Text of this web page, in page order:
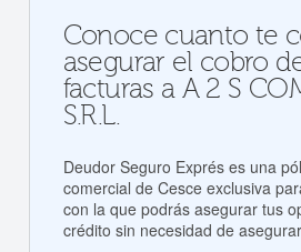
Conoce cuanto te
asegurar el cobro
facturas a A 2 S
S.R.L.
Deudor Seguro Exprés es una
comercial de Cesce exclusiva
con la que podrás asegurar tus
crédito sin necesidad de